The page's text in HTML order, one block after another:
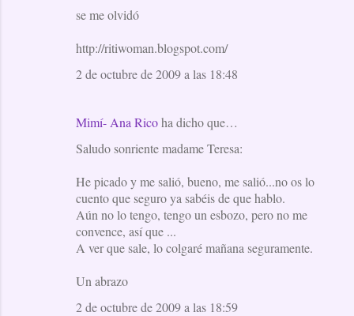
se me olvidó
http://ritiwoman.blogspot.com/
2 de octubre de 2009 a las 18:48
Mimí- Ana Ricoha dicho que…
Saludo sonriente madame Teresa:
He picado y me salió, bueno, me salió...no os lo
cuento que seguro ya sabéis de que hablo.
Aún no lo tengo, tengo un esbozo, pero no me
convence, así que ...
A ver que sale, lo colgaré mañana seguramente.
Un abrazo
2 de octubre de 2009 a las 18:59